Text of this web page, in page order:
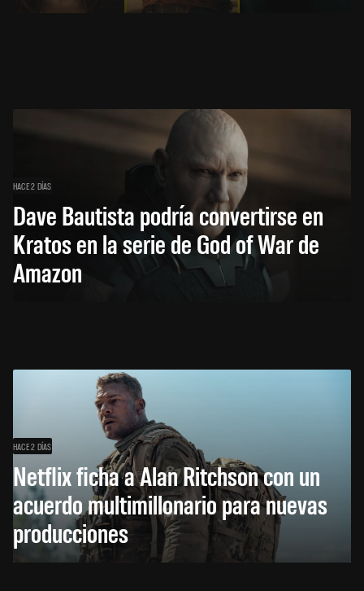
HACE 2 DÍAS
Dave Bautista podría convertirse en
Kratos en la serie de God of War de
Amazon
HACE 2 DÍAS
Netflix ficha a Alan Ritchson con un
acuerdo multimillonario para nuevas
producciones